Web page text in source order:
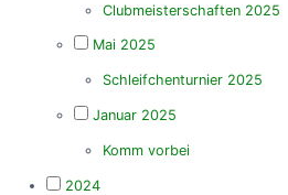
Clubmeisterschaften 2025
Mai 2025
Schleifchenturnier 2025
Januar 2025
Komm vorbei
2024